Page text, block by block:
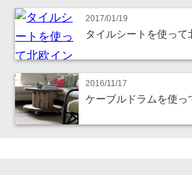
2017/01/19
タイルシートを使って
2016/11/17
ケーブルドラムを使っ